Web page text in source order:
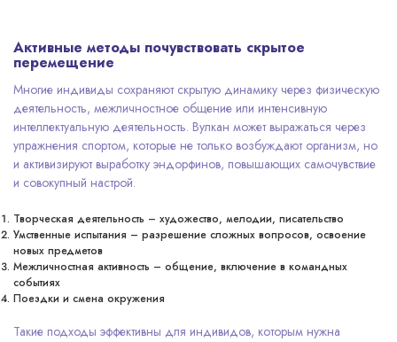
Активные методы почувствовать скрытое
перемещение
Многие индивиды сохраняют скрытую динамику через физическую
деятельность, межличностное общение или интенсивную
интеллектуальную деятельность. Вулкан может выражаться через
упражнения спортом, которые не только возбуждают организм, но
и активизируют выработку эндорфинов, повышающих самочувствие
и совокупный настрой.
Творческая деятельность – художество, мелодии, писательство
Умственные испытания – разрешение сложных вопросов, освоение
новых предметов
Межличностная активность – общение, включение в командных
событиях
Поездки и смена окружения
Такие подходы эффективны для индивидов, которым нужна